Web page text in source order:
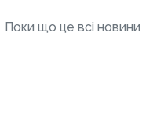
Поки що це всі новини